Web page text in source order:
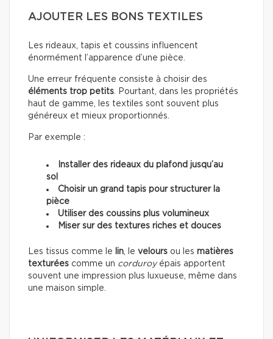
AJOUTER LES BONS TEXTILES
Les rideaux, tapis et coussins influencent
énormément l’apparence d’une pièce.
Une erreur fréquente consiste à choisir des
éléments trop petits. Pourtant, dans les propriétés
haut de gamme, les textiles sont souvent plus
généreux et mieux proportionnés.
Par exemple :
Installer des rideaux du plafond jusqu’au
sol
Choisir un grand tapis pour structurer la
pièce
Utiliser des coussins plus volumineux
Miser sur des textures riches et douces
Les tissus comme le lin, le velours ou les matières
texturées comme un corduroyépais apportent
souvent une impression plus luxueuse, même dans
une maison simple.